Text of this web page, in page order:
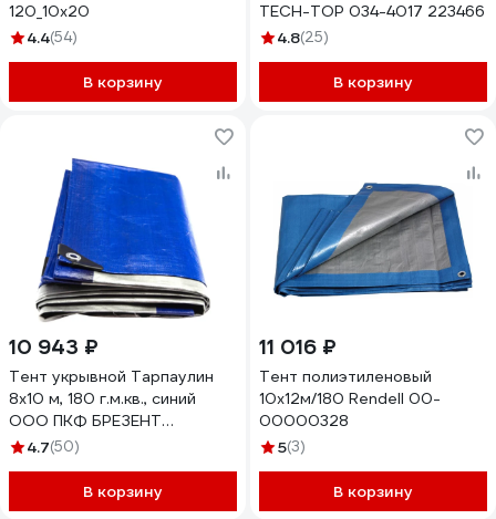
120_10х20
4.4(54)
В корзину
TECH-TOP 034-4017 223466
4.8(25)
В корзину
10 943 ₽
Тент укрывной Тарпаулин
8х10 м, 180 г.м.кв., синий
ООО ПКФ БРЕЗЕНТ
В81018020
4.7(50)
В корзину
11 016 ₽
Тент полиэтиленовый
10х12м/180 Rendell 00-
00000328
5(3)
В корзину